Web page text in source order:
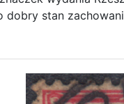
dobry stan